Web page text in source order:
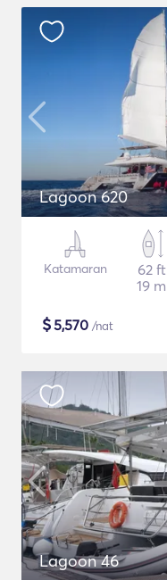
Lagoon 620
Katamaran
62 ft
19 m
$5,570 /nat
Lagoon 46